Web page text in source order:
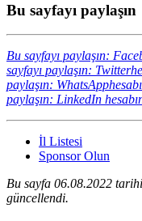
Bu sayfayı paylaşın
Bu sayfayı paylaşın:
sayfayı paylaşın:
paylaşın:
paylaşın: LinkedIn
İl Listesi
Sponsor Olun
Bu sayfa 06.08.2022
güncellendi.